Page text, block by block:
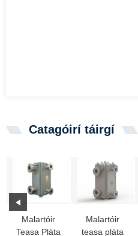
Catagóirí táirgí
Malartóir
Teasa Pláta
Malartóir
teasa pláta